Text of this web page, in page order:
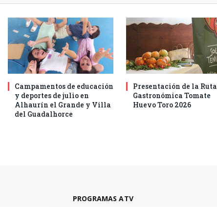
Campamentos de educación
y deportes de julio en
Alhaurín el Grande y Villa
del Guadalhorce
Presentación de la Ruta
Gastronómica Tomate
Huevo Toro 2026
PROGRAMAS ATV